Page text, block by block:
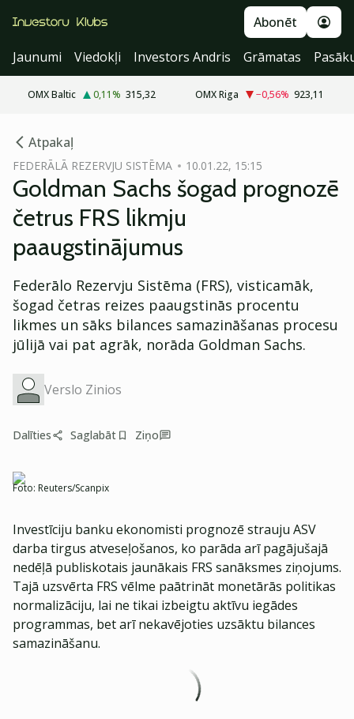
Abonēt
Jaunumi
Viedokļi Investors Andris Grāmatas
OMX Baltic 0,11% 315,32 OMX Riga −0,56% 923,11
Atpakaļ
FEDERĀLĀ REZERVJU SISTĒMA 10.01.22, 15:15
Goldman Sachs šogad prognozē
četrus FRS likmju
paaugstinājumus
Federālo Rezervju Sistēma (FRS), visticamāk,
šogad četras reizes paaugstinās procentu
likmes un sāks bilances samazināšanas procesu
jūlijā vai pat agrāk, norāda Goldman Sachs.
Verslo Zinios
Dalīties Saglabāt Ziņo
Foto: Reuters/Scanpix
Investīciju banku ekonomisti prognozē strauju ASV
darba tirgus atveseļošanos, ko parāda arī pagājušajā
nedēļā publiskotais jaunākais FRS sanāksmes ziņojums.
Tajā uzsvērta FRS vēlme paātrināt monetārās politikas
normalizāciju, lai ne tikai izbeigtu aktīvu iegādes
programmas, bet arī nekavējoties uzsāktu bilances
samazināšanu.